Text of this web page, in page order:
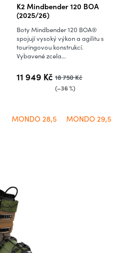
K2 Mindbender 120 BOA
(2025/26)
11 949 Kč 18 750 Kč
(–36 %)
Boty Mindbender 120 BOA®
spojují vysoký výkon a agilitu s
touringovou konstrukcí.
Vybavené zcela...
MONDO 28,5 MONDO 29,5